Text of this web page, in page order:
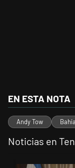
EN ESTA NOTA
Andy Tow
Noticias en